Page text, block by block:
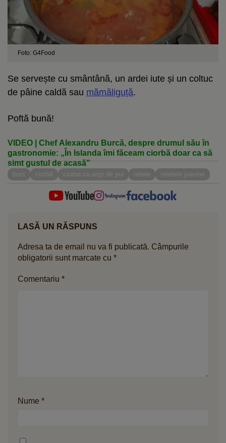
Foto: G4Food
Se servește cu smântână, un ardei iute și un coltuc
de pâine caldă sau mămăliguță.
Poftă bună!
VIDEO | Chef Alexandru Burcă, despre drumul său în
gastronomie: „În Islanda îmi făceam ciorbă doar ca să
simt gustul de acasă”
bors ciorbă ciorba cu aripi de pui retete retetele juanitei
LASĂ UN RĂSPUNS
Adresa ta de email nu va fi publicată. Câmpurile
obligatorii sunt marcate cu *
Comentariu *
Nume *